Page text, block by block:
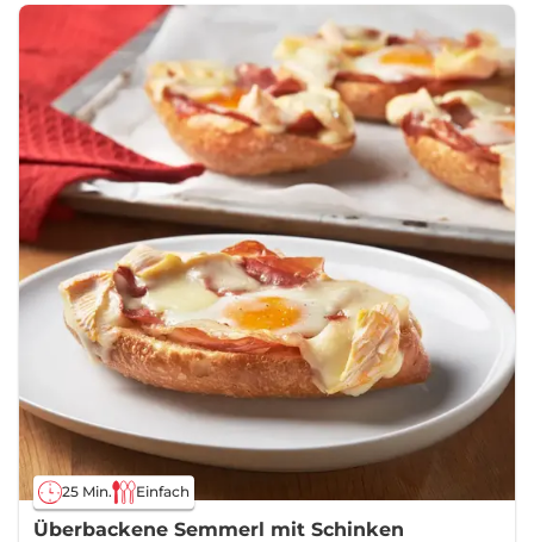
25 Min. Einfach
Überbackene Semmerl mit Schinken